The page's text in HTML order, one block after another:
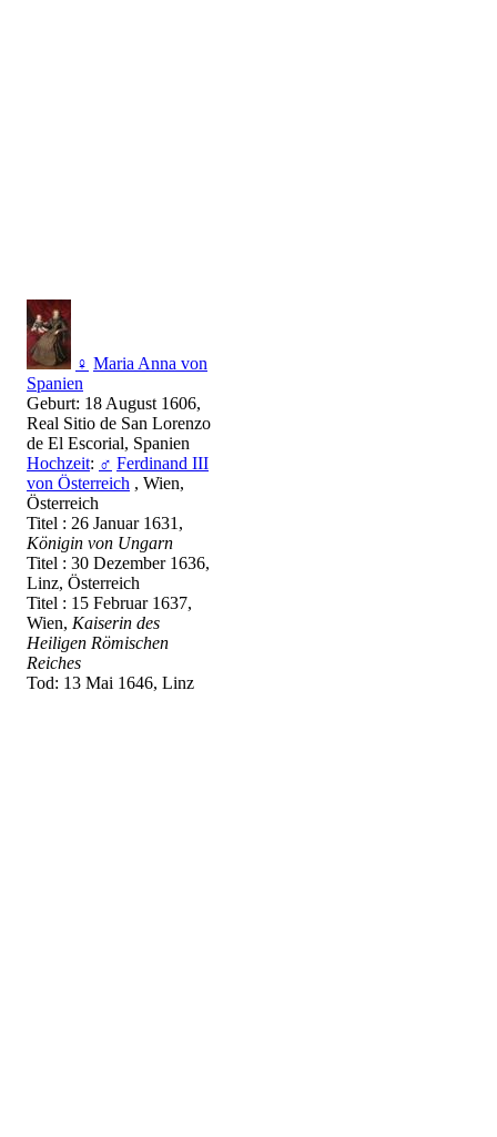
♀ Maria Anna von
Spanien
Geburt: 18 August 1606,
Real Sitio de San Lorenzo
de El Escorial, Spanien
Hochzeit: ♂ Ferdinand III
von Österreich , Wien,
Österreich
Titel : 26 Januar 1631,
Königin von Ungarn
Titel : 30 Dezember 1636,
Linz, Österreich
Titel : 15 Februar 1637,
Wien, Kaiserin des
Heiligen Römischen
Reiches
Tod: 13 Mai 1646, Linz